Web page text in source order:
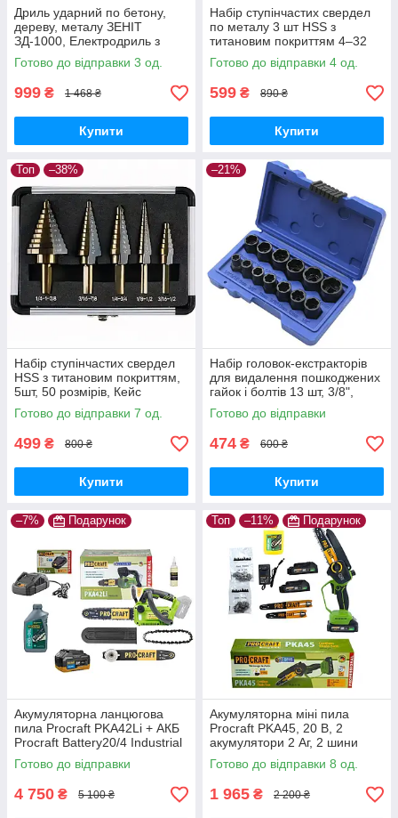
Дриль ударний по бетону,
дереву, металу ЗЕНІТ
ЗД-1000, Електродриль з
регулюванням швидкості
Готово до відправки 3 од.
999 ₴ 1 468 ₴
Купити
Набір ступінчастих свердел
по металу 3 шт HSS з
титановим покриттям 4–32
мм у кейсі
Готово до відправки 4 од.
599 ₴ 890 ₴
Купити
Топ –38%
Набір ступінчастих свердел
HSS з титановим покриттям,
5шт, 50 розмірів, Кейс
Готово до відправки 7 од.
499 ₴ 800 ₴
Купити
–21%
Набір головок-екстракторів
для видалення пошкоджених
гайок і болтів 13 шт, 3/8",
хромомолібденова сталь,
Кейс
Готово до відправки
474 ₴ 600 ₴
Купити
–7% Подарунок
Акумуляторна ланцюгова
пила Procraft PKA42Li + АКБ
Procraft Battery20/4 Industrial
20В 4Аг + ЗП Procraft
Charger20/2,4A + Олива 1л
Готово до відправки
4 750 ₴ 5 100 ₴
Топ –11% Подарунок
Акумуляторна міні пила
Procraft PKA45, 20 В, 2
акумулятори 2 Аг, 2 шини
6"/8", безщіткова,
автоматичне змащення
Готово до відправки 8 од.
1 965 ₴ 2 200 ₴